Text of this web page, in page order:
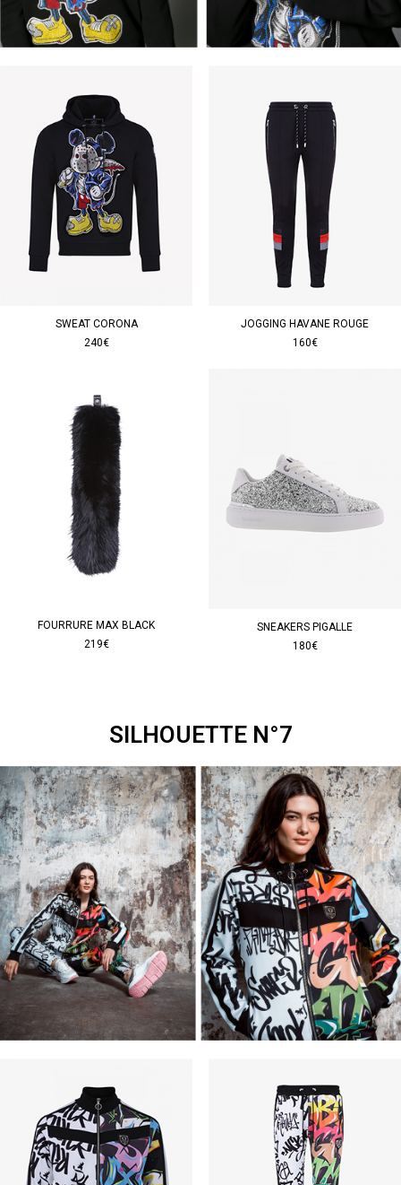
SWEAT CORONA
240€
JOGGING HAVANE ROUGE
160€
FOURRURE MAX BLACK
219€
SNEAKERS PIGALLE
180€
SILHOUETTE N°7